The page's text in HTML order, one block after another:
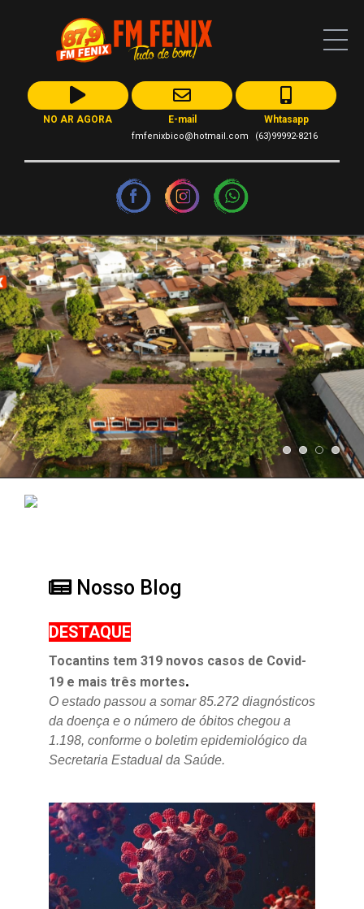
NO AR AGORA E-mail
fmfenixbico@hotmail.com
Whtasapp
(63)99992-8216
Nosso Blog
DESTAQUE
Tocantins tem 319 novos casos de Covid-
19 e mais três mortes.
O estado passou a somar 85.272 diagnósticos
da doença e o número de óbitos chegou a
1.198, conforme o boletim epidemiológico da
Secretaria Estadual da Saúde.